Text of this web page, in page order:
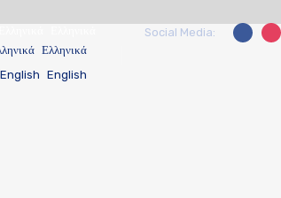
Ελληνικά
English
Social Media: